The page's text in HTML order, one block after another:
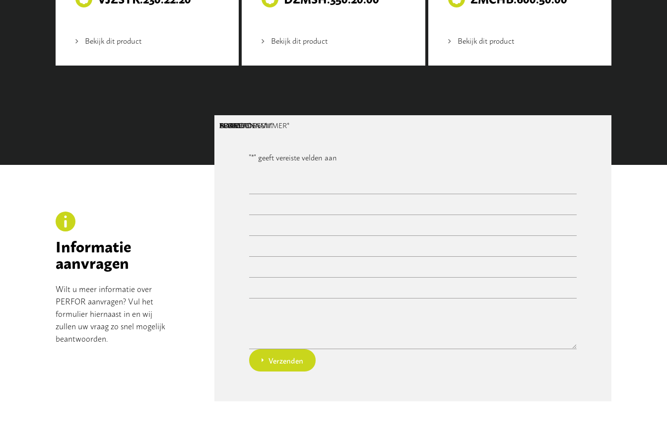
Bekijk dit product Bekijk dit product Bekijk dit product
Informatie
aanvragen
Wilt u meer informatie over
PERFOR aanvragen? Vul het
formulier hiernaast in en wij
zullen uw vraag zo snel mogelijk
beantwoorden.
"*" geeft vereiste velden aan
NAAM*
BEDRIJFSNAAM*
E-MAILADRES*
TELEFOONNUMMER*
POSTCODE
ADRES
BERICHT*
Verzenden